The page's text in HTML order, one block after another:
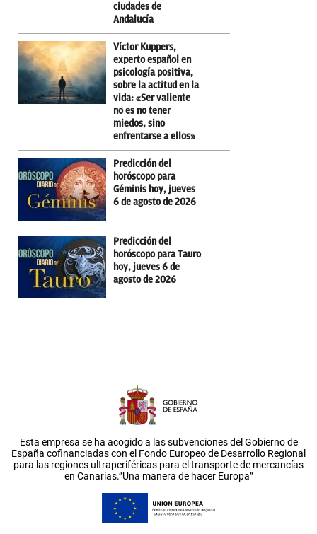
ciudades de
Andalucía
Víctor Kuppers,
experto español en
psicología positiva,
sobre la actitud en la
vida: «Ser valiente
no es no tener
miedos, sino
enfrentarse a ellos»
Predicción del
horóscopo para
Géminis hoy, jueves
6 de agosto de 2026
Predicción del
horóscopo para Tauro
hoy, jueves 6 de
agosto de 2026
Esta empresa se ha acogido a las subvenciones del Gobierno de
España cofinanciadas con el Fondo Europeo de Desarrollo Regional
para las regiones ultraperiféricas para el transporte de mercancías
en Canarias.”Una manera de hacer Europa”